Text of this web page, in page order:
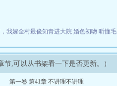
我嫁全村最俊知青进大院 婚色初吻 听懂毛
节,可以从书架看一下是否更新。）
第一卷 第41章 不讲理不讲理